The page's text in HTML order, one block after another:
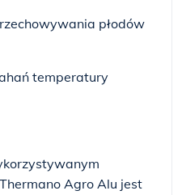
płodów
temperatury
Agro Alu jest